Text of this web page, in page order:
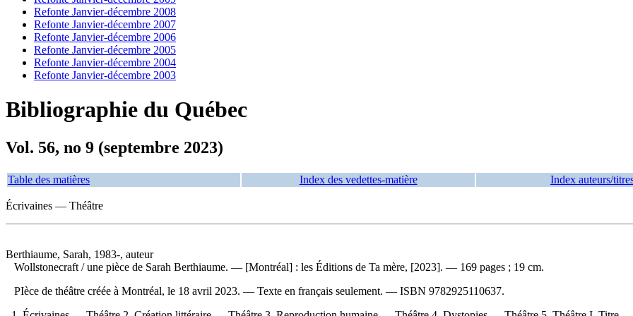
Refonte Janvier-décembre 2008
Refonte Janvier-décembre 2007
Refonte Janvier-décembre 2006
Refonte Janvier-décembre 2005
Refonte Janvier-décembre 2004
Refonte Janvier-décembre 2003
Bibliographie du Québec
Vol. 56, no 9 (septembre 2023)
Table des matières Index des vedettes-matière Index auteurs/
Écrivaines — Théâtre
Berthiaume, Sarah, 1983-, auteur
Wollstonecraft / une pièce de Sarah Berthiaume. — [Montréal] : les Éditions de Ta mère, [2023]. — 169 pages ; 19 cm.
PIèce de théâtre créée à Montréal, le 18 avril 2023. — Texte en français seulement. — ISBN 9782925110637.